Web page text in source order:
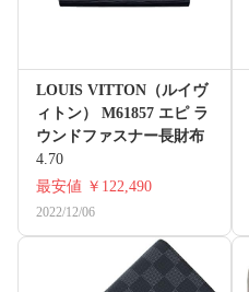
LOUIS VITTON（ルイヴ
ィトン） M61857 エピ ラ
ウンドファスナー長財布
4.70
最安値 ￥122,490
2022/12/06